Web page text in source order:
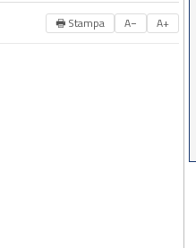
🖶 Stampa A− A+